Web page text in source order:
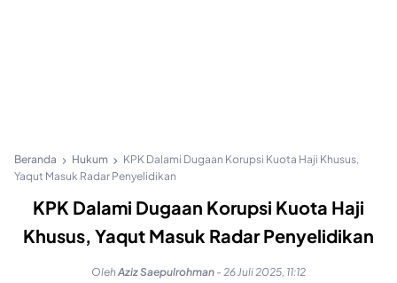
Beranda Hukum
KPK Dalami Dugaan Korupsi Kuota Haji Khusus,
Yaqut Masuk Radar Penyelidikan
KPK Dalami Dugaan Korupsi Kuota Haji
Khusus, Yaqut Masuk Radar Penyelidikan
OlehAziz Saepulrohman - 26 Juli 2025, 11:12